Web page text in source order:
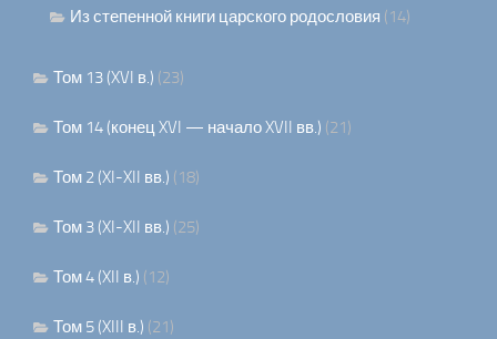
Из степенной книги царского родословия (14)
Том 13 (XVI в.) (23)
Том 14 (конец XVI — начало XVII вв.) (21)
Том 2 (XI-XII вв.) (18)
Том 3 (XI-XII вв.) (25)
Том 4 (XII в.) (12)
Том 5 (XIII в.) (21)